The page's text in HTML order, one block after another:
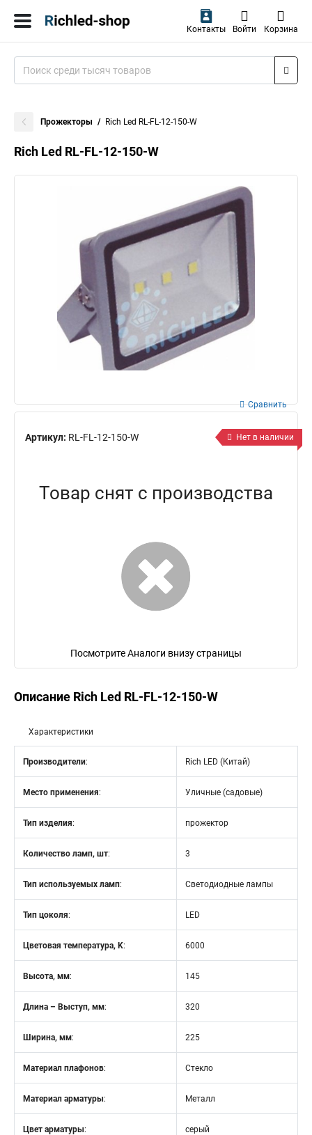
Контакты Войти Корзина
Прожекторы Rich Led RL-FL-12-150-W
Rich Led RL-FL-12-150-W
Артикул: RL-FL-12-150-W
Сравнить
Нет в наличии
Товар снят с производства
Посмотрите Аналоги внизу страницы
Описание Rich Led RL-FL-12-150-W
Характеристики
Производители: Rich LED (Китай)
Место применения: Уличные (садовые)
Тип изделия: прожектор
Количество ламп, шт: 3
Тип используемых ламп: Светодиодные лампы
Тип цоколя: LED
Цветовая температура, K: 6000
Высота, мм: 145
Длина – Выступ, мм: 320
Ширина, мм: 225
Материал плафонов: Стекло
Материал арматуры: Металл
Цвет арматуры: серый